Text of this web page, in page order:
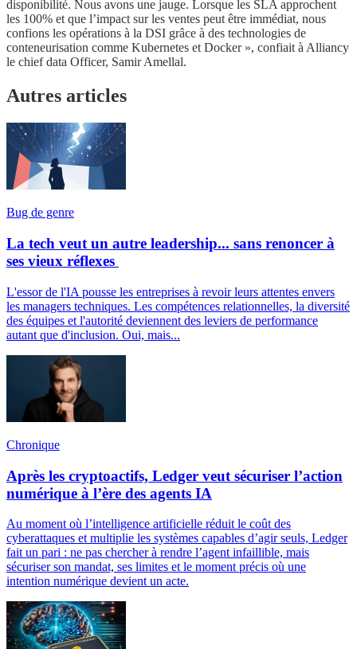
disponibilité. Nous avons une jauge. Lorsque les SLA approchent
les 100% et que l’impact sur les ventes peut être immédiat, nous
confions les opérations à la DSI grâce à des technologies de
conteneurisation comme Kubernetes et Docker », confiait à Alliancy
le chief data Officer, Samir Amellal.
Autres articles
Bug de genre
La tech veut un autre leadership... sans renoncer à
ses vieux réflexes
L'essor de l'IA pousse les entreprises à revoir leurs attentes envers
les managers techniques. Les compétences relationnelles, la diversité
des équipes et l'autorité deviennent des leviers de performance
autant que d'inclusion. Oui, mais...
Chronique
Après les cryptoactifs, Ledger veut sécuriser l’action
numérique à l’ère des agents IA
Au moment où l’intelligence artificielle réduit le coût des
cyberattaques et multiplie les systèmes capables d’agir seuls, Ledger
fait un pari : ne pas chercher à rendre l’agent infaillible, mais
sécuriser son mandat, ses limites et le moment précis où une
intention numérique devient un acte.